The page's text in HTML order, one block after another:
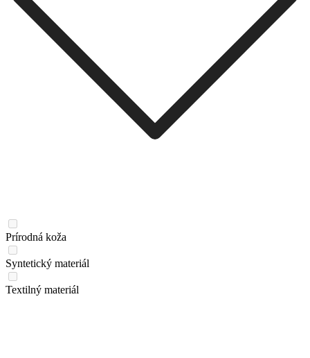
Prírodná koža
Syntetický materiál
Textilný materiál